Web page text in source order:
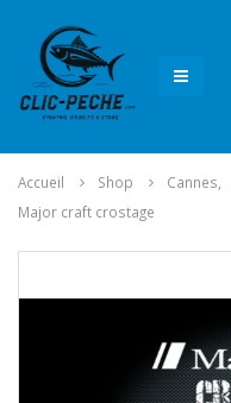
Accueil Shop Cannes
Major craft crostage